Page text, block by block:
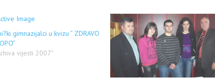
gimnazijalci u kvizu ” ZDRAVO
vijesti 2007"